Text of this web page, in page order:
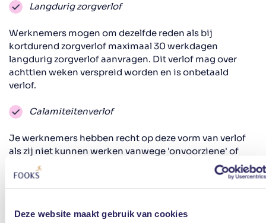
Deze website maakt gebruik van cookies
Langdurig zorgverlof
Werknemers mogen om dezelfde reden als bij
kortdurend zorgverlof maximaal 30 werkdagen
langdurig zorgverlof aanvragen. Dit verlof mag over
achttien weken verspreid worden en is onbetaald
verlof.
Calamiteitenverlof
Je werknemers hebben recht op deze vorm van verlof
als zij niet kunnen werken vanwege 'onvoorziene' of
'zeer bijzondere persoonlijke' omstandigheden. De
regels voor dit verlof zijn wat minder afgebakend, maar
Onvoorziene omstandigheden die een